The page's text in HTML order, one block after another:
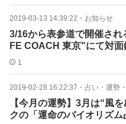
2019-03-13 14:39:22 ・ お知らせ
3/16から表参道で開催され
FE COACH 東京"にて対面
1
2019-02-28 16:22:37 ・ 占い・運勢
【今月の運勢】3月は“風
クの「運命のバイオリズム